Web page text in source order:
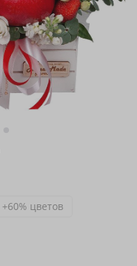
+60% цветов